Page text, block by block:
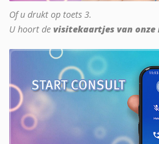
Of u drukt op toets 3.
U hoort de visitekaartjes van onze